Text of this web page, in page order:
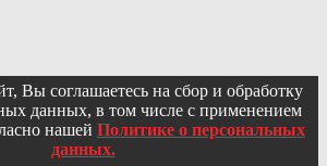
Вы соглашаетесь на сбор и обработку
данных, в том числе с применением
нашей Политике о персональных
данных.